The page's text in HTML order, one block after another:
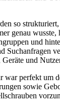
so strukturiert,
genau
und
Suchanfragen
und
war perfekt um
sowie